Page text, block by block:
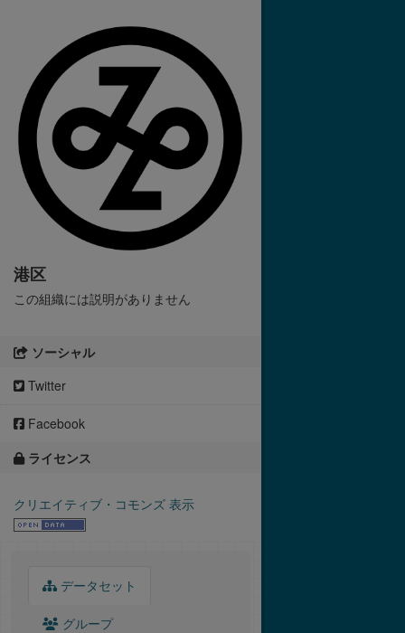
港区
この組織には説明がありません
ソーシャル
Twitter
Facebook
ライセンス
クリエイティブ・コモンズ 表示
データセット
グループ